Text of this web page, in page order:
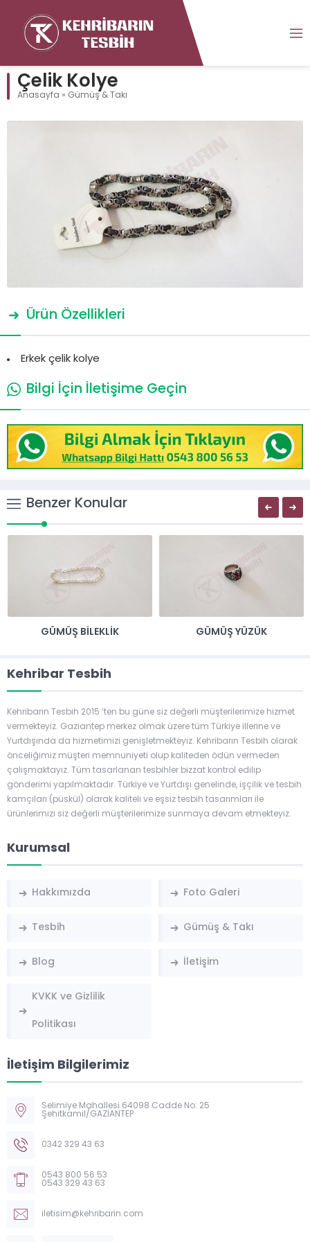
Çelik Kolye
Anasayfa » Gümüş & Takı
Ürün Özellikleri
Erkek çelik kolye
Bilgi İçin İletişime Geçin
Benzer Konular
GÜMÜŞ BILEKLIK GÜMÜŞ YÜZÜK
Kehribar Tesbih
Kehribarın Tesbih 2015 ‘ten bu güne siz değerli müşterilerimize hizmet
vermekteyiz. Gaziantep merkez olmak üzere tüm Türkiye illerine ve
Yurtdışında da hizmetimizi genişletmekteyiz. Kehribarın Tesbih olarak
önceliğimiz müşteri memnuniyeti olup kaliteden ödün vermeden
çalışmaktayız. Tüm tasarlanan tesbihler bizzat kontrol edilip
gönderimi yapılmaktadır. Türkiye ve Yurtdışı genelinde, işçilik ve tesbih
kamçıları (püskül) olarak kaliteli ve eşsiz tesbih tasarımları ile
ürünlerimizi siz değerli müşterilerimize sunmaya devam etmekteyiz.
Kurumsal
Hakkımızda Foto Galeri
Tesbih Gümüş & Takı
Blog İletişim
KVKK ve Gizlilik
Politikası
İletişim Bilgilerimiz
Selimiye Mahallesi 64098 Cadde No: 25
Şehitkamil/GAZİANTEP
0342 329 43 63
0543 800 56 53
0543 329 43 63
iletisim@kehribarin.com